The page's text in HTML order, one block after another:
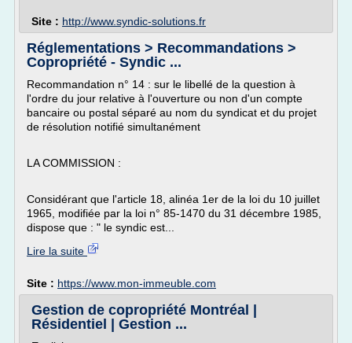
Site : http://www.syndic-solutions.fr
Réglementations > Recommandations >
Copropriété - Syndic ...
Recommandation n° 14 : sur le libellé de la question à
l'ordre du jour relative à l'ouverture ou non d'un compte
bancaire ou postal séparé au nom du syndicat et du projet
de résolution notifié simultanément
LA COMMISSION :
Considérant que l'article 18, alinéa 1er de la loi du 10 juillet
1965, modifiée par la loi n° 85-1470 du 31 décembre 1985,
dispose que : " le syndic est...
Lire la suite
Site : https://www.mon-immeuble.com
Gestion de copropriété Montréal |
Résidentiel | Gestion ...